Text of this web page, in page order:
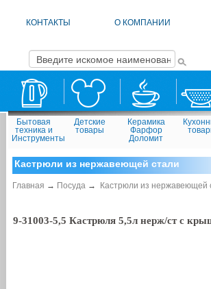
КОНТАКТЫ О КОМПАНИИ
Бытовая
техника и
Инструменты
Детские
товары
Керамика
Фарфор
Доломит
Кастрюли из нержавеющей стали
Главная → Посуда→ Кастрюли из нержавеющей
9-31003-5,5 Кастрюля 5,5л нерж/ст с